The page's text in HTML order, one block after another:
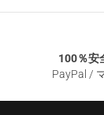
100％安
PayPal /